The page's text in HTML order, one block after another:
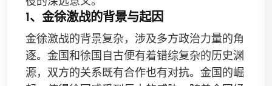
1、金徐激战的背景与起因
金徐激战的背景复杂，涉及多方政治力量的角
逐。金国和徐国自古便有着错综复杂的历史渊
源，双方的关系既有合作也有对抗。金国的崛